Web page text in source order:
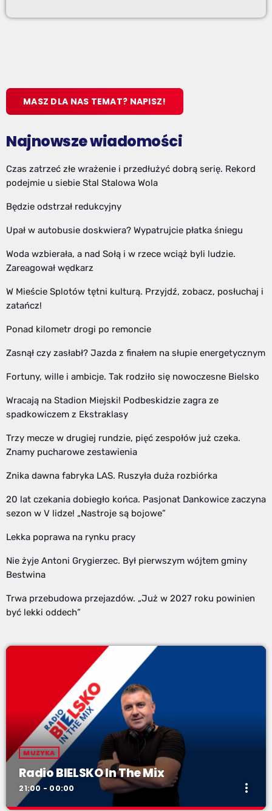
MASZ DLA NAS TEMAT? NAPISZ!
Najnowsze wiadomości
Czas zatrzeć złe wrażenie i przedłużyć dobrą serię. Rekord
podejmie u siebie Stal Stalowa Wola
Będzie odstrzał redukcyjny
Upał w autobusie doskwiera? Wypatrujcie płatka śniegu
Woda wzbierała, a nad Sołą i w rzece wciąż byli ludzie.
Zareagował wędkarz
W Mieście Splotów tętni kulturą. Przyjdź, zobacz, posłuchaj i
zatańcz!
Ponad kilometr drogi po remoncie
Zasnął czy zasłabł? Jazda z finałem na słupie energetycznym
Fortuny, wille i ambicje. Tak rodziło się nowoczesne Bielsko
Wracają na Stadion Miejski! Podbeskidzie zagra ze
spadkowiczem z Ekstraklasy
Trzy mecze w drugiej rundzie, pięć zespołów już czeka.
Znamy pucharowe zestawienia
Znika dawna fabryka LAS. Ruszyła duża rozbiórka
20 lat czekania dobiegło końca. Pasjonat Dankowice zaczyna
sezon w V lidze! „Nastroje są bojowe”
Lekka poprawa na rynku pracy
Nie żyje Antoni Grygierzec. Był pierwszym wójtem gminy
Bestwina
Trwa przebudowa przejazdów. „Już w 2027 roku powinien
być lekki oddech”
MUZYKA
Radio BIELSKO In The Mix
21:00 - 00:00 more_vert